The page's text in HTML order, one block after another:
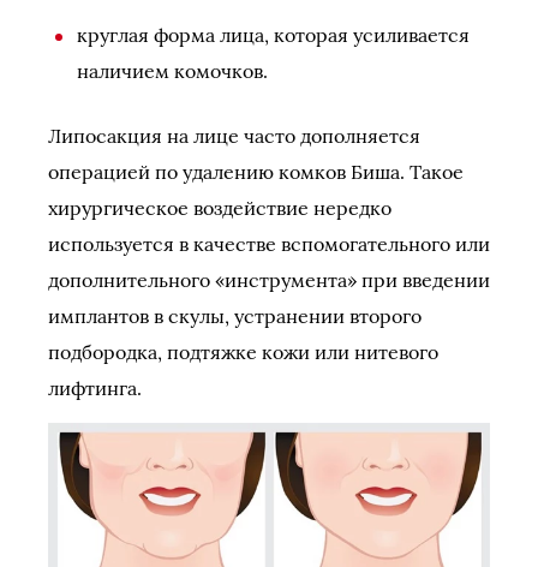
круглая форма лица, которая усиливается
наличием комочков.
Липосакция на лице часто дополняется
операцией по удалению комков Биша. Такое
хирургическое воздействие нередко
используется в качестве вспомогательного или
дополнительного «инструмента» при введении
имплантов в скулы, устранении второго
подбородка, подтяжке кожи или нитевого
лифтинга.